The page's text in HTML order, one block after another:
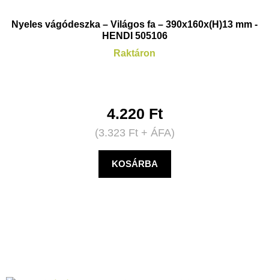
Nyeles vágódeszka – Világos fa – 390x160x(H)13 mm -
HENDI 505106
Raktáron
4.220 Ft
(3.323 Ft+ ÁFA)
KOSÁRBA